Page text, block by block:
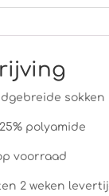
sokken
polyamide
voorraad
2 weken